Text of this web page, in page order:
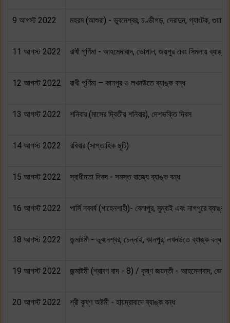
9 আগস্ট 2022 মহরম (আশুরা) - ভুবনেশ্বর, চণ্ডীগড়, দেরাদুন, গ্যাংটক,
11 আগস্ট 2022 রাখী পূর্ণিমা - আহমেদাবাদ, ভোপাল, জয়পুর এবং সিমলায় ব্যাঙ্ক
12 আগস্ট 2022 রাখী পূর্ণিমা – কানপুর ও লখনউতে ব্যাঙ্ক বন্ধ
13 আগস্ট 2022 শনিবার (মাসের দ্বিতীয় শনিবার), দেশভক্তি দিবস
14 আগস্ট 2022 রবিবার (সাপ্তাহিক ছুটি)
15 আগস্ট 2022 স্বাধীনতা দিবস - সমস্ত রাজ্যে ব্যাঙ্ক বন্ধ
16 আগস্ট 2022 পার্সি নববর্ষ (শাহেনশাহী)- বেলাপুর, মুম্বাই এবং নাগপুরে ব্যাঙ্ক
18 আগস্ট 2022 জন্মাষ্টমী - ভুবনেশ্বর, চেন্নাই, কানপুর, লখনউতে ব্যাঙ্ক বন্ধ
19 আগস্ট 2022 জন্মাষ্টমী (শ্রাবণ বাদ - 8) / কৃষ্ণ জয়ন্তী - আহমেদাবাদ,
20 আগস্ট 2022 শ্রী কৃষ্ণ অষ্টমী - হায়দ্রাবাদে ব্যাঙ্ক বন্ধ